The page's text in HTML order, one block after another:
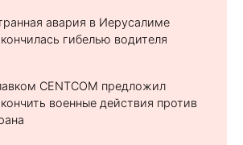
авария в Иерусалиме
гибелью водителя
CENTCOM предложил
военные действия против